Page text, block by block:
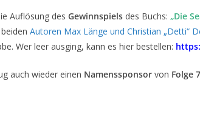
Auflösung des Gewinnspiels des Buchs: „Die
Autoren Max Länge und Christian „Detti“
Wer leer ausging, kann es hier bestellen:
auch wieder einen Namenssponsor von Folge